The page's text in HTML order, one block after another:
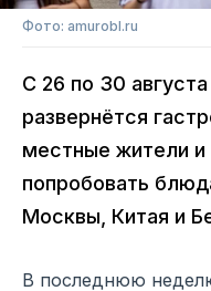
Фото: amurobl.ru
С 26 по 30
развернётся
местные жители и
попробовать
Москвы, Китая и
В последнюю